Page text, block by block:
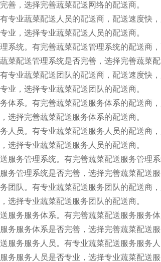
善，选择完善蔬菜配送网络的配送商。
业蔬菜配送人员的配送商，配送速度快
业，选择专业蔬菜配送人员的配送商。
统。有完善蔬菜配送管理系统的配送商
配送管理系统是否完善，选择完善蔬菜配
业蔬菜配送团队的配送商，配送速度快
业，选择专业蔬菜配送团队的配送商。
系。有完善蔬菜配送服务体系的配送商
选择完善蔬菜配送服务体系的配送商。
员。有专业蔬菜配送服务人员的配送商
选择专业蔬菜配送服务人员的配送商。
务管理系统。有完善蔬菜配送服务管理
管理系统是否完善，选择完善蔬菜配送服
队。有专业蔬菜配送服务团队的配送商
选择专业蔬菜配送服务团队的配送商。
务服务体系。有完善蔬菜配送服务服务
服务体系是否完善，选择完善蔬菜配送服
务服务人员。有专业蔬菜配送服务服务
服务人员是否专业，选择专业蔬菜配送服